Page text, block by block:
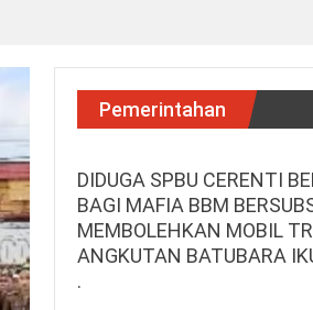
Pemerintahan
DIDUGA SPBU CERENTI
BAGI MAFIA BBM
MEMBOLEHKAN MOBIL
ANGKUTAN BATUBARA
.